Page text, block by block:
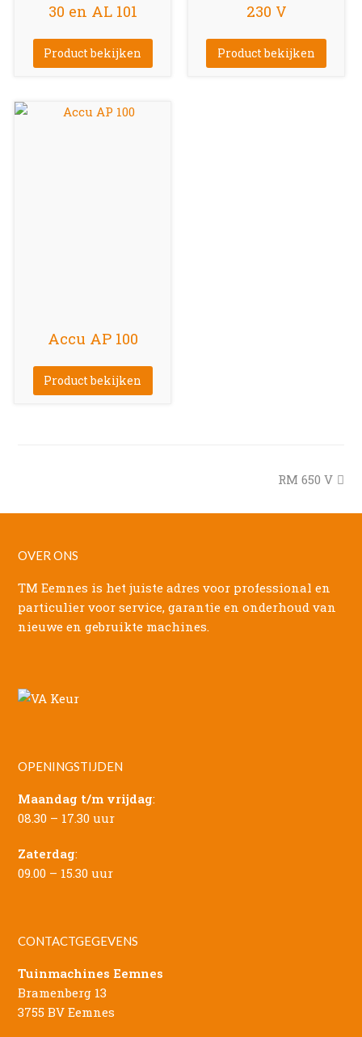
30 en AL 101
Product bekijken
230 V
Product bekijken
Accu AP 100
Product bekijken
next
RM 650 V
OVER ONS
TM Eemnes is het juiste adres voor professional en
particulier voor service, garantie en onderhoud van
nieuwe en gebruikte machines.
OPENINGSTIJDEN
Maandag t/m vrijdag:
08.30 – 17.30 uur
Zaterdag:
09.00 – 15.30 uur
CONTACTGEGEVENS
Tuinmachines Eemnes
Bramenberg 13
3755 BV Eemnes